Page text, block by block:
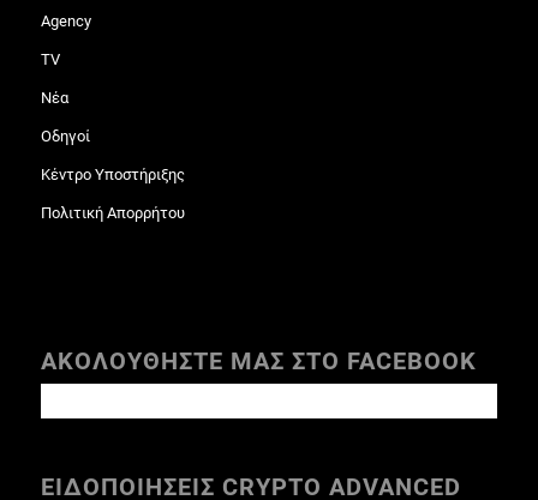
Agency
TV
Νέα
Οδηγοί
Κέντρο Υποστήριξης
Πολιτική Απορρήτου
ΑΚΟΛΟΥΘΗΣΤΕ ΜΑΣ ΣΤΟ FACEBOOK
ΕΙΔΟΠΟΙΗΣΕΙΣ CRYPTO ADVANCED